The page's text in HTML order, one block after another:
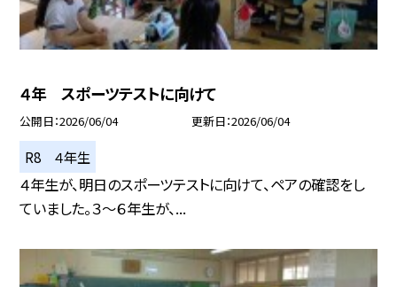
４年 スポーツテストに向けて
公開日 2026/06/04 更新日 2026/06/04
R8 ４年生
４年生が、明日のスポーツテストに向けて、ペアの確認をし
ていました。３～６年生が、...